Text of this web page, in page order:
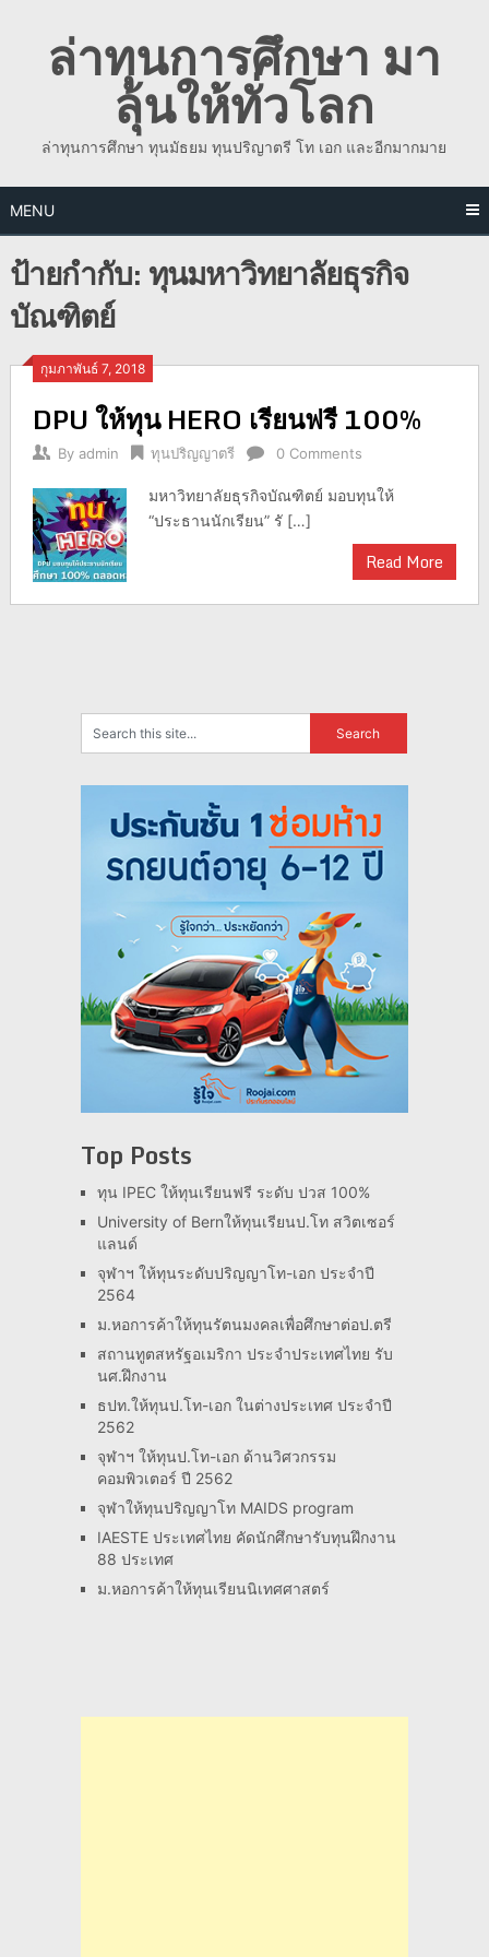
contentล่าทุนการศึกษา มา
ลุ้นให้ทั่วโลก
ล่าทุนการศึกษา ทุนมัธยม ทุนปริญาตรี โท เอก และอีกมากมาย
MENU
ป้ายกำกับ:ทุนมหาวิทยาลัยธุรกิจ
บัณฑิตย์
กุมภาพันธ์ 7, 2018
DPU ให้ทุน HERO เรียนฟรี 100%
By admin ทุนปริญญาตรี 0 Comments
มหาวิทยาลัยธุรกิจบัณฑิตย์ มอบทุนให้
“ประธานนักเรียน” รั […]
Read More
Top Posts
ทุน IPEC ให้ทุนเรียนฟรี ระดับ ปวส 100%
University of Bernให้ทุนเรียนป.โท สวิตเซอร์
แลนด์
จุฬาฯ ให้ทุนระดับปริญญาโท-เอก ประจำปี
2564
ม.หอการค้าให้ทุนรัตนมงคลเพื่อศึกษาต่อป.ตรี
สถานทูตสหรัฐอเมริกา ประจำประเทศไทย รับ
นศ.ฝึกงาน
ธปท.ให้ทุนป.โท-เอก ในต่างประเทศ ประจำปี
2562
จุฬาฯ ให้ทุนป.โท-เอก ด้านวิศวกรรม
คอมพิวเตอร์ ปี 2562
จุฬาให้ทุนปริญญาโท MAIDS program
IAESTE ประเทศไทย คัดนักศึกษารับทุนฝึกงาน
88 ประเทศ
ม.หอการค้าให้ทุนเรียนนิเทศศาสตร์